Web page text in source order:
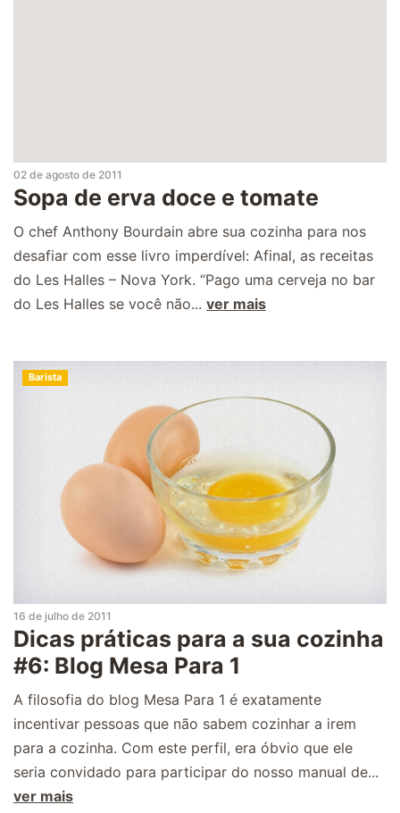
02 de agosto de 2011
Sopa de erva doce e tomate
O chef Anthony Bourdain abre sua cozinha para nos
desafiar com esse livro imperdível: Afinal, as receitas
do Les Halles – Nova York. “Pago uma cerveja no bar
do Les Halles se você não... ver mais
Barista
16 de julho de 2011
Dicas práticas para a sua cozinha
#6: Blog Mesa Para 1
A filosofia do blog Mesa Para 1 é exatamente
incentivar pessoas que não sabem cozinhar a irem
para a cozinha. Com este perfil, era óbvio que ele
seria convidado para participar do nosso manual de...
ver mais